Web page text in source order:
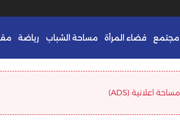
مجتمع فضاء المرأة مساحة الشباب رياضة
مساحة اعلانية (ADS)